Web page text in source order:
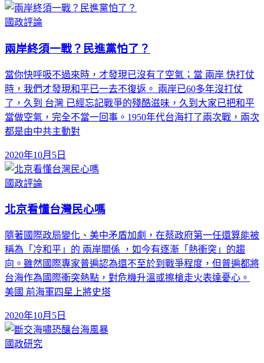
國政評論
兩岸終須一戰？民進黨怕了？
當你快呼吸不過來時，才發現已沒有了空氣；當 兩岸 快打仗
時，我們才發現和平已一去不復返。 兩岸已60多年沒打仗
了，久到 台灣 已經忘記戰爭的殘酷滋味，久到大家已把和平
當做空氣，完全不當一回事。1950年代台海打了兩次戰，兩次
都是由中共主動對
2020年10月5日
國政評論
北京看懂台灣民心嗎
隨著國際政局變化、美中矛盾加劇，在蔡政府第一任還算能被
稱為「冷和平」的 兩岸關係 ，如今有逐漸「熱衝突」的趨
向。雖然國際專家普遍認為還不至於到戰爭程度，但普遍都將
台海作為國際衝突熱點，對危機升溫或擦槍走火表達憂心。
美國 前海軍四星上將史塔
2020年10月5日
國政研究